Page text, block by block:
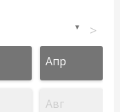
▼ >
Апр
Авг